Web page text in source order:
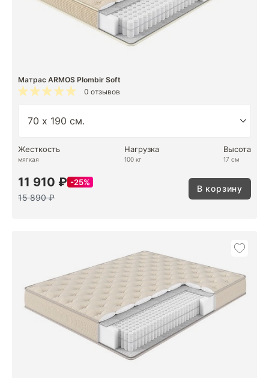
Матрас ARMOS Plombir Soft
0 отзывов
Жесткость
мягкая
Нагрузка
100 кг
Высота
17 см
11 910 ₽ 25%
15 890 ₽
В корзину